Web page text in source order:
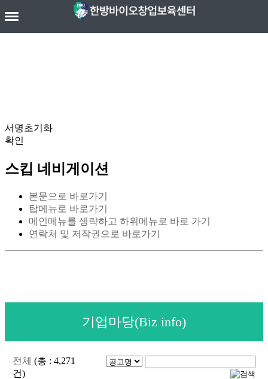
전자서명란
서명초기화
확인
스킵 네비게이션
본문으로 바로가기
탑메뉴로 바로가기
메인메뉴를 생략하고 하위메뉴로 바로 가기
연락처 및 저작권으로 바로가기
기업마당(Biz info)
전체 (총 : 4,271
건)